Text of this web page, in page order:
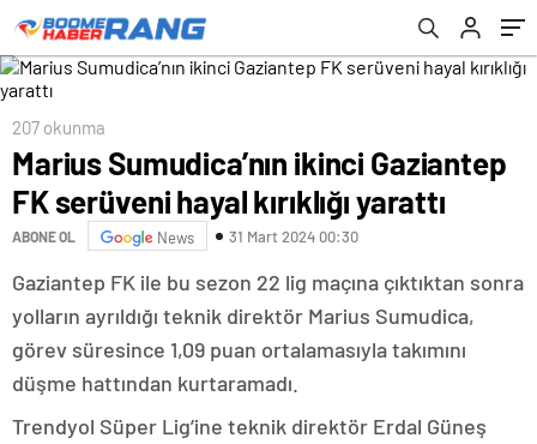
207 okunma
Marius Sumudica’nın ikinci Gaziantep
FK serüveni hayal kırıklığı yarattı
ABONE OL News 31 Mart 2024 00:30
Gaziantep FK ile bu sezon 22 lig maçına çıktıktan sonra
yolların ayrıldığı teknik direktör Marius Sumudica,
görev süresince 1,09 puan ortalamasıyla takımını
düşme hattından kurtaramadı.
Trendyol Süper Lig’ine teknik direktör Erdal Güneş